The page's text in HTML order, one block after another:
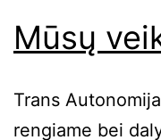
Mūsų
Trans
rengiame bei